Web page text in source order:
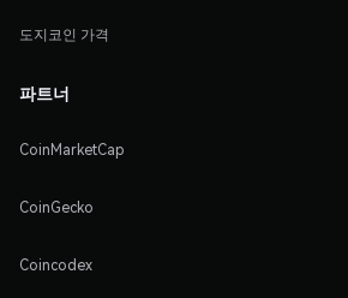
도지코인 가격
파트너
CoinMarketCap
CoinGecko
Coincodex